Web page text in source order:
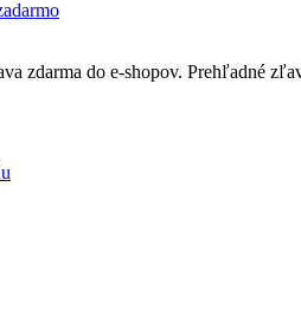
zdarma do e-shopov. Prehľadné